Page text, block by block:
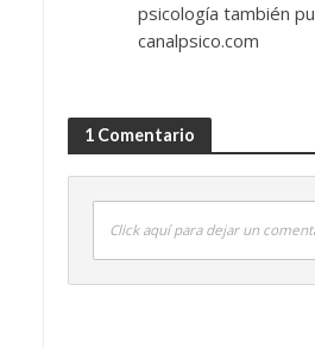
psicología también
canalpsico.com
1 Comentario
Click aquí para dejar un